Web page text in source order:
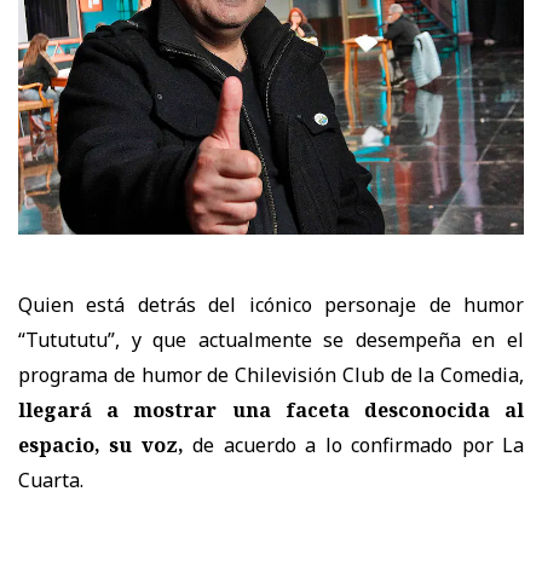
Quien está detrás del icónico personaje de humor
“Tutututu”, y que actualmente se desempeña en el
programa de humor de Chilevisión Club de la Comedia,
llegará a mostrar una faceta desconocida al
espacio, su voz,de acuerdo a lo confirmado por La
Cuarta.